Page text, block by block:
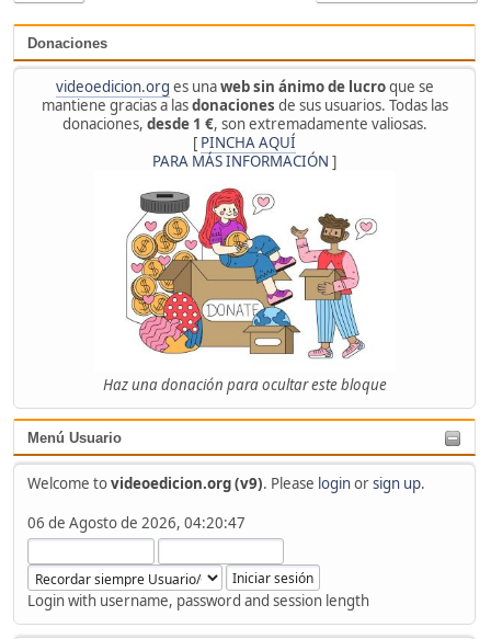
Donaciones
videoedicion.org es unaweb sin ánimo de lucroque se
mantiene gracias a lasdonaciones de sus usuarios. Todas las
donaciones, desde 1 €, son extremadamente valiosas.
[ PINCHA AQUÍ
PARA MÁS INFORMACIÓN ]
Haz una donación para ocultar este bloque
Menú Usuario
Welcome tovideoedicion.org (v9). Please loginorsign up.
06 de Agosto de 2026, 04:20:47
Login with username, password and session length